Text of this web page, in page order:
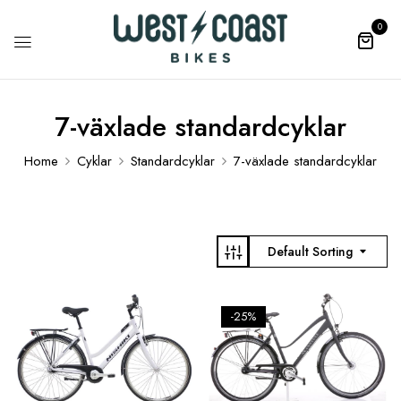
0
7-växlade standardcyklar
Home Cyklar Standardcyklar 7-växlade standardcyklar
Default Sorting
-25%